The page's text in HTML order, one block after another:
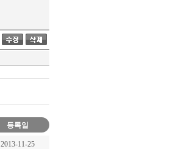
등록일
2013-11-25